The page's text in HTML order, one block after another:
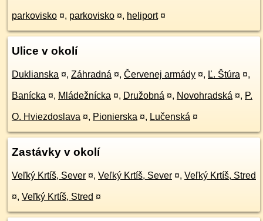
parkovisko ¤, parkovisko ¤, heliport ¤
Ulice v okolí
Duklianska ¤, Záhradná ¤, Červenej armády ¤, Ľ. Štúra ¤,
Banícka ¤, Mládežnícka ¤, Družobná ¤, Novohradská ¤, P.
O. Hviezdoslava ¤, Pionierska ¤, Lučenská ¤
Zastávky v okolí
Veľký Krtíš, Sever ¤, Veľký Krtíš, Sever ¤, Veľký Krtíš, Stred
¤, Veľký Krtíš, Stred ¤